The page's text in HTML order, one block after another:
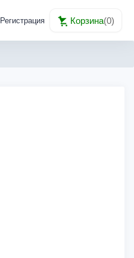
Регистрация Корзина(0)